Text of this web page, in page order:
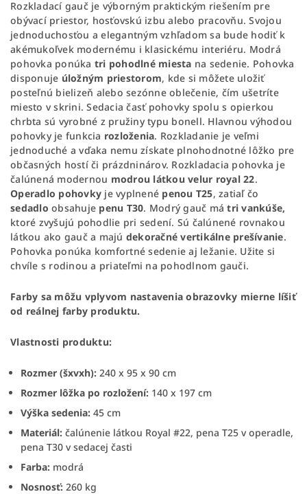
Rozkladací gauč je výborným praktickým riešením pre
obývací priestor, hosťovskú izbu alebo pracovňu. Svojou
jednoduchosťou a elegantným vzhľadom sa bude hodiť k
akémukoľvek modernému i klasickému interiéru. Modrá
pohovka ponúka tri pohodlné miesta na sedenie. Pohovka
disponuje úložným priestorom, kde si môžete uložiť
posteľnú bielizeň alebo sezónne oblečenie, čím ušetríte
miesto v skrini. Sedacia časť pohovky spolu s opierkou
chrbta sú vyrobné z pružiny typu bonell. Hlavnou výhodou
pohovky je funkcia rozloženia. Rozkladanie je veľmi
jednoduché a vďaka nemu získate plnohodnotné lôžko pre
občasných hostí či prázdninárov. Rozkladacia pohovka je
čalúnená modernou modrou látkou velur royal 22.
Operadlo pohovky je vyplnené penou T25, zatiaľ čo
sedadlo obsahuje penu T30. Modrý gauč mátri vankúše,
ktoré zvyšujú pohodlie pri sedení. Sú čalúnené rovnakou
látkou ako gauč a majú dekoračné vertikálne prešívanie.
Pohovka ponúka komfortné sedenie aj ležanie. Užite si
chvíle s rodinou a priateľmi na pohodlnom gauči.
Farby sa môžu vplyvom nastavenia obrazovky mierne líšiť
od reálnej farby produktu.
Vlastnosti produktu:
Rozmer (šxvxh): 240 x 95 x 90 cm
Rozmer lôžka po rozložení: 140 x 197 cm
Výška sedenia: 45 cm
Materiál: čalúnenie látkou Royal #22, pena T25 v operadle,
pena T30 v sedacej časti
Farba: modrá
Nosnosť: 260 kg